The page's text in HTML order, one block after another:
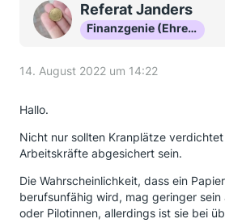
Referat Janders
Finanzgenie (Ehrenmitglied)
14. August 2022 um 14:22
Hallo.
Nicht nur sollten Kranplätze
Arbeitskräfte abgesichert sein.
Die Wahrscheinlichkeit, dass ein
berufsunfähig wird, mag geringer
oder Pilotinnen, allerdings ist sie bei